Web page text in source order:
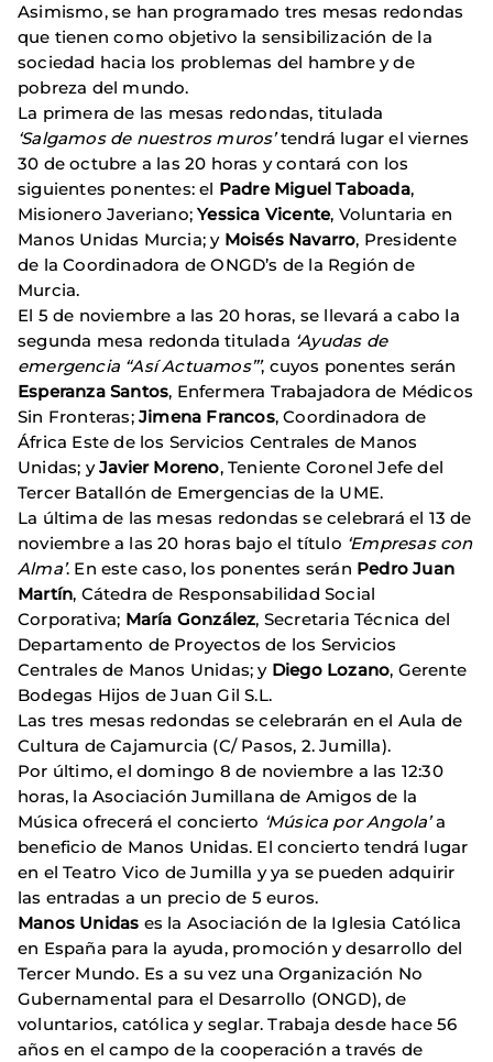
Asimismo, se han programado tres mesas redondas
que tienen como objetivo la sensibilización de la
sociedad hacia los problemas del hambre y de
pobreza del mundo.
La primera de las mesas redondas, titulada
‘Salgamos de nuestros muros’tendrá lugar el viernes
30 de octubre a las 20 horas y contará con los
siguientes ponentes: el Padre Miguel Taboada,
Misionero Javeriano;Yessica Vicente, Voluntaria en
Manos Unidas Murcia; y Moisés Navarro, Presidente
de la Coordinadora de ONGD’s de la Región de
Murcia.
El 5 de noviembre a las 20 horas, se llevará a cabo la
segunda mesa redonda titulada ‘Ayudas de
emergencia “Así Actuamos”’, cuyos ponentes serán
Esperanza Santos, Enfermera Trabajadora de Médicos
Sin Fronteras; Jimena Francos, Coordinadora de
África Este de los Servicios Centrales de Manos
Unidas; yJavier Moreno, Teniente Coronel Jefe del
Tercer Batallón de Emergencias de la UME.
La última de las mesas redondas se celebrará el 13 de
noviembre a las 20 horas bajo el título ‘Empresas con
Alma’. En este caso, los ponentes serán Pedro Juan
Martín, Cátedra de Responsabilidad Social
Corporativa; María González, Secretaria Técnica del
Departamento de Proyectos de los Servicios
Centrales de Manos Unidas; y Diego Lozano, Gerente
Bodegas Hijos de Juan Gil S.L.
Las tres mesas redondas se celebrarán en el Aula de
Cultura de Cajamurcia (C/ Pasos, 2. Jumilla).
Por último, el domingo 8 de noviembre a las 12:30
horas, la Asociación Jumillana de Amigos de la
Música ofrecerá el concierto ‘Música por Angola’a
beneficio de Manos Unidas. El concierto tendrá lugar
en el Teatro Vico de Jumilla y ya se pueden adquirir
las entradas a un precio de 5 euros.
Manos Unidas es la Asociación de la Iglesia Católica
en España para la ayuda, promoción y desarrollo del
Tercer Mundo. Es a su vez una Organización No
Gubernamental para el Desarrollo (ONGD), de
voluntarios, católica y seglar. Trabaja desde hace 56
años en el campo de la cooperación a través de